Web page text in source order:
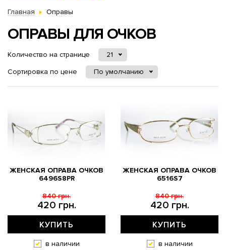
Главная Оправы
ОПРАВЫ ДЛЯ ОЧКОВ
Количество на странице
21
Сортировка по цене
По умолчанию
ЖЕНСКАЯ ОПРАВА ОЧКОВ
6496S8PR
420 грн.
840 грн.
КУПИТЬ
в наличии
ЖЕНСКАЯ ОПРАВА ОЧКОВ
6516S7
420 грн.
840 грн.
КУПИТЬ
в наличии